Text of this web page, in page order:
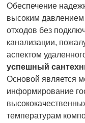
Обеспечение
высоким давлением
отходов без
канализации,
аспектом
успешный
Основой является
информирование
температурам